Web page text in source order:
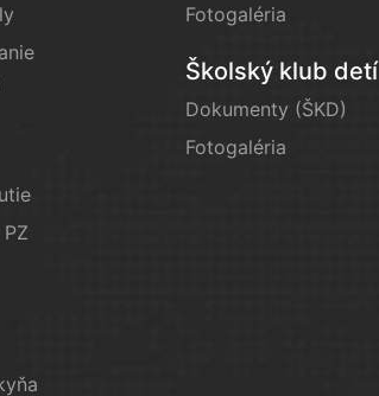
Fotogaléria
Školský klub detí
Dokumenty (ŠKD)
Fotogaléria